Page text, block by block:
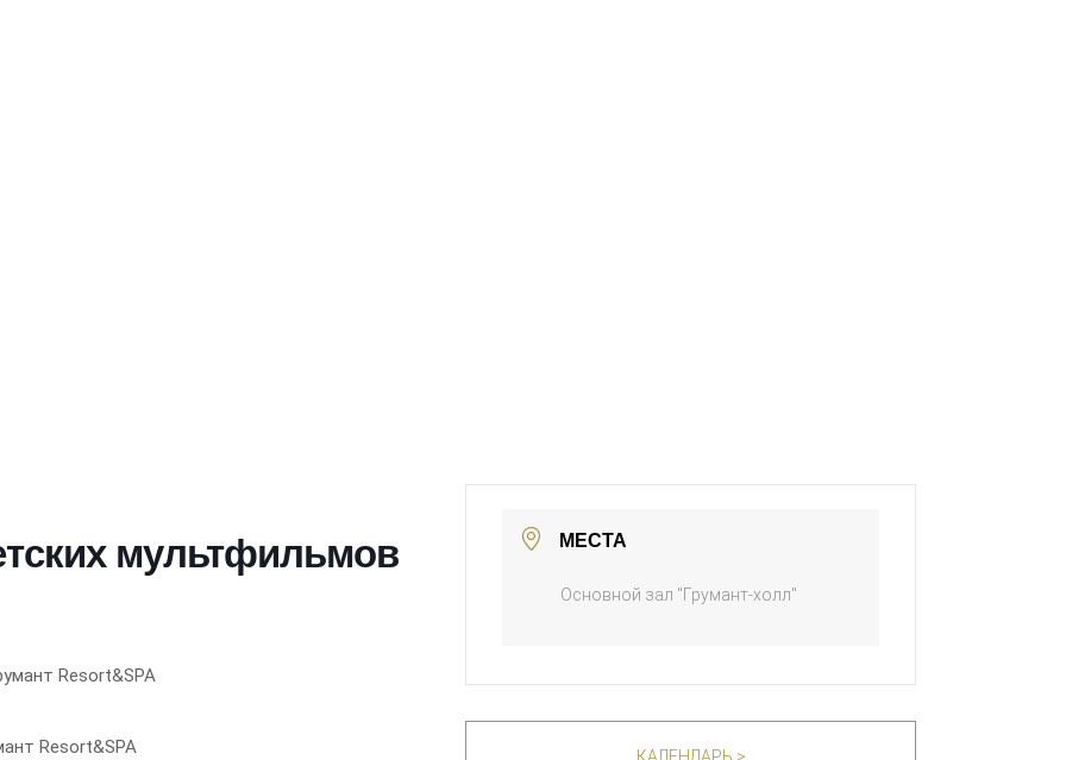
мультфильмов
Resort&SPA
МЕСТА
Основной зал "Грумант-холл"